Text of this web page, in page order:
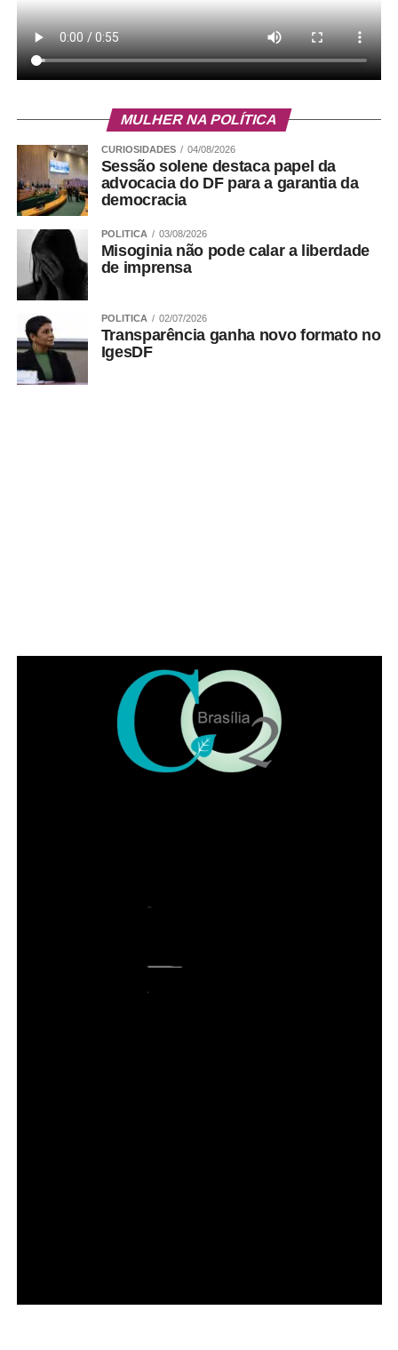
MULHER NA POLÍTICA
CURIOSIDADES 04/08/2026
Sessão solene destaca papel da
advocacia do DF para a garantia da
democracia
POLITICA 03/08/2026
Misoginia não pode calar a liberdade
de imprensa
POLITICA 02/07/2026
Transparência ganha novo formato no
IgesDF